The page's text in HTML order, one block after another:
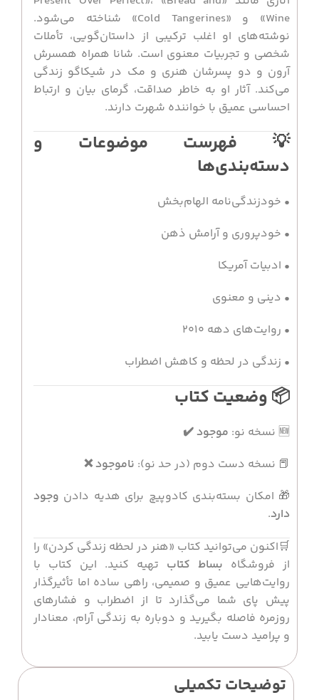
Wine» و «Cold Tangerines» شناخته می‌شود.
نوشته‌های او اغلب ترکیبی از داستان‌گویی، تأملات
شخصی و تجربیات معنوی است. شانا همراه همسرش
آرون و دو پسرشان هنری و مک در شیکاگو زندگی
می‌کند. آثار او به خاطر صداقت، گرمای بیان و ارتباط
احساسی عمیق با خواننده شهرت دارند.
💡 فهرست موضوعات و
دسته‌بندی‌ها
• خودزندگی‌نامه الهام‌بخش
• خودپروری و آرامش ذهن
• ادبیات آمریکا
• دینی و معنوی
• روایت‌های دهه ۲۰۱۰
• زندگی در لحظه و کاهش اضطراب
📦 وضعیت کتاب
🆕 نسخه نو:
موجود ✔️
📕 نسخه دست دوم (در حد نو): ناموجود ❌
🎁 امکان بسته‌بندی کادوپیچ برای هدیه دادن وجود
دارد.
🛒اکنون می‌توانید کتاب «هنر در لحظه زندگی کردن» را
از فروشگاه بساط کتاب تهیه کنید. این کتاب با
روایت‌هایی عمیق و صمیمی، راهی ساده اما تأثیرگذار
پیش پای شما می‌گذارد تا از اضطراب و فشارهای
روزمره فاصله بگیرید و دوباره به زندگی آرام، معنادار
و پرامید دست یابید.
توضیحات تکمیلی